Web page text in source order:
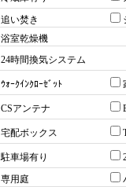
追い焚き
浴室乾燥機
24時間換気システム
ｳｫｰｸｲﾝｸﾛｰｾﾞｯﾄ
CSアンテナ
宅配ボックス
駐車場有り
専用庭